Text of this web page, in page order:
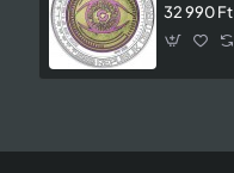
32 990 Ft